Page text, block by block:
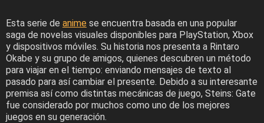
Esta serie de anime se encuentra basada en una popular
saga de novelas visuales disponibles para PlayStation, Xbox
y dispositivos móviles. Su historia nos presenta a Rintaro
Okabe y su grupo de amigos, quienes descubren un método
para viajar en el tiempo: enviando mensajes de texto al
pasado para así cambiar el presente. Debido a su interesante
premisa así como distintas mecánicas de juego, Steins: Gate
fue considerado por muchos como uno de los mejores
juegos en su generación.